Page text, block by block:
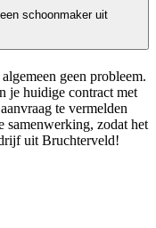
schoonmaker uit
geen probleem.
je huidige contract met
te vermelden
zodat het
uit Bruchterveld!